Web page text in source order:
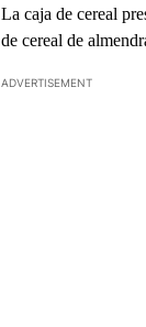
La caja de cereal
de cereal de
ADVERTISEMENT